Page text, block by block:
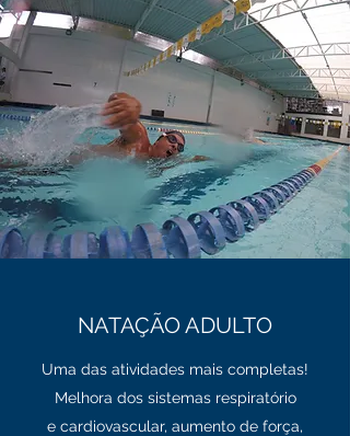
NATAÇÃO ADULTO
Uma das atividades mais completas!
Melhora dos sistemas respiratório
e cardiovascular, aumento de força,